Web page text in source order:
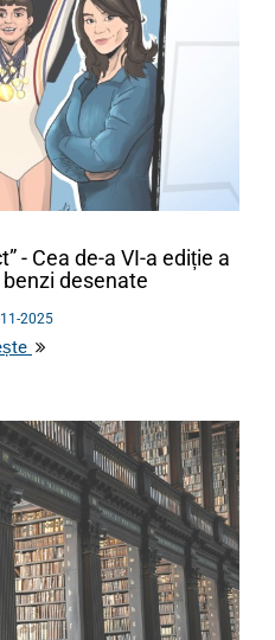
- Cea de-a VI-a ediție a
desenate
2025